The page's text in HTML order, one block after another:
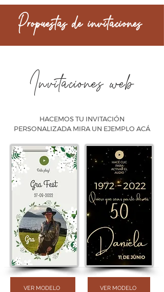
Propuestas de invitaciones
Invitaciones web
HACEMOS TU INVITACIÓN
PERSONALIZADA MIRA UN EJEMPLO ACÁ
VER MODELO VER MODELO